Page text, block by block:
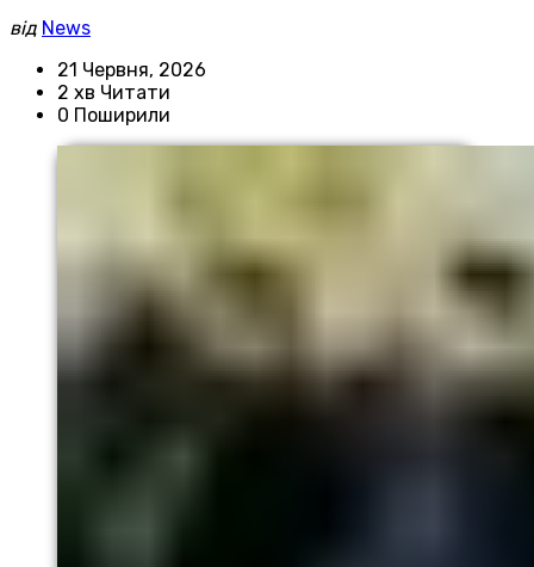
від News
21 Червня, 2026
2 хв Читати
0 Поширили